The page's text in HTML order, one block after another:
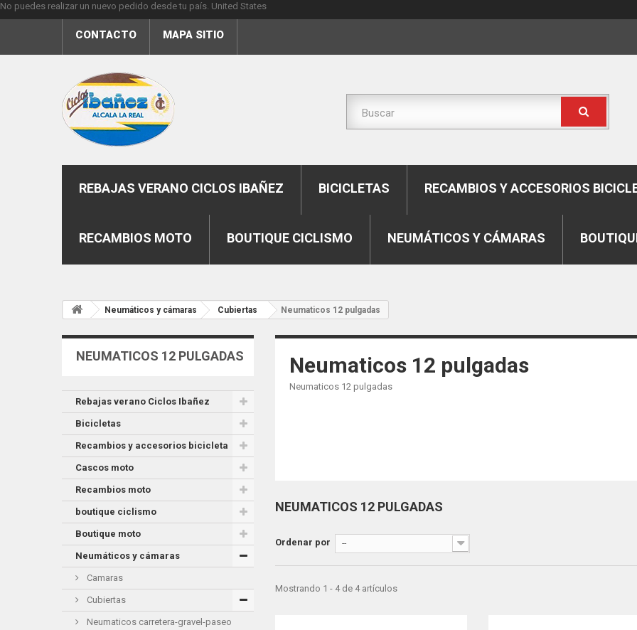
No puedes realizar un nuevo pedido desde tu país. United States
CONTACTO MAPA SITIO
REBAJAS VERANO CICLOS IBAÑEZ BICICLETAS RECAMBIOS Y ACCESORIOS
RECAMBIOS MOTO BOUTIQUE CICLISMO NEUMÁTICOS Y CÁMARAS
Neumáticos y cámaras Cubiertas Neumaticos 12 pulgadas
NEUMATICOS 12 PULGADAS
Rebajas verano Ciclos Ibañez
Bicicletas
Recambios y accesorios bicicleta
Cascos moto
Recambios moto
boutique ciclismo
Boutique moto
Neumáticos y cámaras
Camaras
Cubiertas
Neumaticos carretera-gravel-paseo
Neumaticos 12 pulgadas
Neumaticos 12 pulgadas
NEUMATICOS 12 PULGADAS
Ordenar por --
Mostrando 1 - 4 de 4 artículos